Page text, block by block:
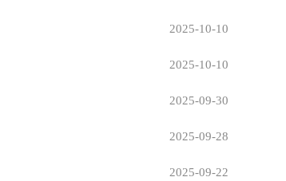
2025-10-10
2025-10-10
2025-09-30
2025-09-28
2025-09-22